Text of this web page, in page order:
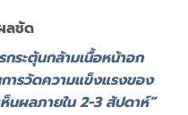
ลชัด
ระตุ้นกล้ามเนื้อหน้าอก
ารวัดความแข็งแรงของ
นผลภายใน 2-3 สัปดาห์”